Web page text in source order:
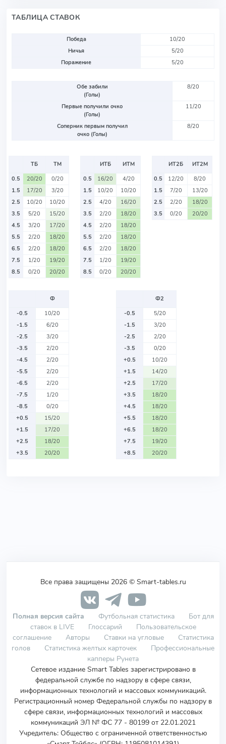
ТАБЛИЦА СТАВОК
Победа
10/20
Ничья
5/20
Поражение
5/20
Обе забили
(Голы)
8/20
Первые получили очко
(Голы)
11/20
Соперник первым получил
очко (Голы)
8/20
ТБ
ТМ
0.5
20/20
0/20
1.5
17/20
3/20
2.5
10/20
10/20
3.5
5/20
15/20
4.5
3/20
17/20
5.5
2/20
18/20
6.5
2/20
18/20
7.5
1/20
19/20
8.5
0/20 20/20
ИТБ
ИТМ
0.5
16/20
4/20
1.5
10/20
10/20
2.5
4/20
16/20
3.5
2/20
18/20
4.5
2/20
18/20
5.5
2/20
18/20
6.5
2/20
18/20
7.5
1/20
19/20
8.5
0/20 20/20
ИТ2Б
ИТ2М
0.5
12/20
8/20
1.5
7/20
13/20
2.5
2/20
18/20
3.5
0/20 20/20
Ф
-0.5
10/20
-1.5
6/20
-2.5
3/20
-3.5
2/20
-4.5
2/20
-5.5
2/20
-6.5
2/20
-7.5
1/20
-8.5
0/20
+0.5
15/20
+1.5
17/20
+2.5
18/20
+3.5
20/20
Ф2
-0.5
5/20
-1.5
3/20
-2.5
2/20
-3.5
0/20
+0.5
10/20
+1.5
14/20
+2.5
17/20
+3.5
18/20
+4.5
18/20
+5.5
18/20
+6.5
18/20
+7.5
19/20
+8.5
20/20
Все права защищены 2026 © Smart-tables.ru
Полная версия сайта Футбольная статистика
Бот для
ставок в LIVE
Глоссарий
Пользовательское
соглашение
Авторы Ставки на угловые
Статистика
голов
Статистика желтых карточек
Профессиональные
капперы Рунета
Сетевое издание Smart Tables зарегистрировано в
федеральной службе по надзору в сфере связи,
информационных технологий и массовых коммуникаций.
Регистрационный номер Федеральной службы по надзору в
сфере связи, информационных технологий и массовых
коммуникаций ЭЛ № ФС 77 - 80199 от 22.01.2021
Учредитель: Общество с ограниченной ответственностью